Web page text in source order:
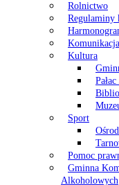
Rolnictwo
Regulaminy
Kultura
Sport
Pomoc
Gminna
Alkoholowych